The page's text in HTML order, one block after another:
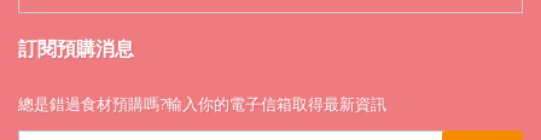
訂閱預購消息
總是錯過食材預購嗎?輸入你的電子信箱取得最新資訊